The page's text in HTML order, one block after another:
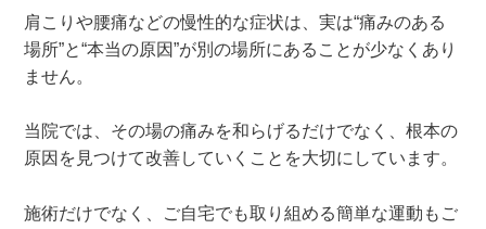
肩こりや腰痛などの慢性的な症状は、実は“痛みのある
場所”と“本当の原因”が別の場所にあることが少なくあり
ません。
当院では、その場の痛みを和らげるだけでなく、根本の
原因を見つけて改善していくことを大切にしています。
施術だけでなく、ご自宅でも取り組める簡単な運動もご